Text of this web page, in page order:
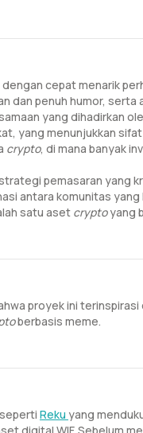
cepat menarik
dan penuh humor, serta
yang dihadirkan
yang menunjukkan
crypto, di mana banyak
pemasaran yang
antara komunitas
satu aset cryptoyang
proyek ini
berbasis meme.
seperti Reku yang